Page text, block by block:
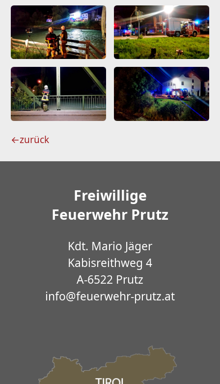
←zurück
Freiwillige
Feuerwehr Prutz
Kdt. Mario Jäger
Kabisreithweg 4
A-6522 Prutz
info@feuerwehr-prutz.at